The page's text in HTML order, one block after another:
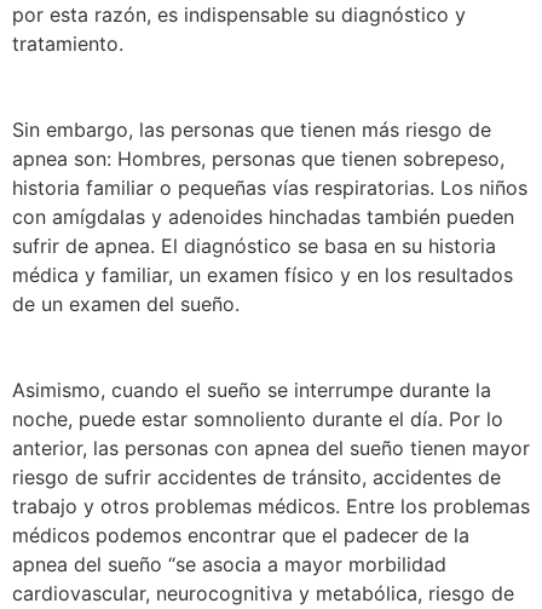
por esta razón, es indispensable su diagnóstico y
tratamiento.
Sin embargo, las personas que tienen más riesgo de
apnea son: Hombres, personas que tienen sobrepeso,
historia familiar o pequeñas vías respiratorias. Los niños
con amígdalas y adenoides hinchadas también pueden
sufrir de apnea. El diagnóstico se basa en su historia
médica y familiar, un examen físico y en los resultados
de un examen del sueño.
Asimismo, cuando el sueño se interrumpe durante la
noche, puede estar somnoliento durante el día. Por lo
anterior, las personas con apnea del sueño tienen mayor
riesgo de sufrir accidentes de tránsito, accidentes de
trabajo y otros problemas médicos. Entre los problemas
médicos podemos encontrar que el padecer de la
apnea del sueño “se asocia a mayor morbilidad
cardiovascular, neurocognitiva y metabólica, riesgo de